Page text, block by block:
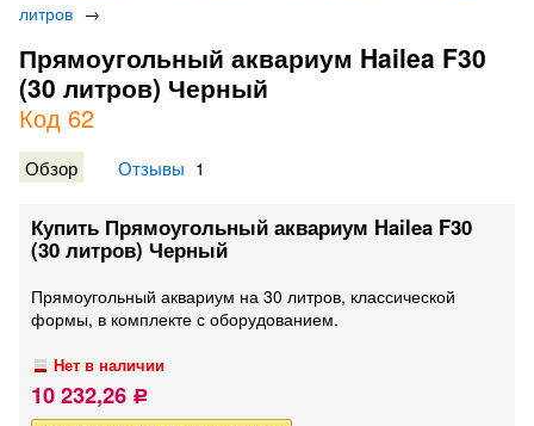
литров →
​Прямоугольный аквариум Hailea F30
(30 литров) Черный
Код 62
Обзор Отзывы 1
Купить ​Прямоугольный аквариум Hailea F30
(30 литров) Черный
Прямоугольный аквариум на 30 литров, классической
формы, в комплекте с оборудованием.
Нет в наличии
10 232,26 Р